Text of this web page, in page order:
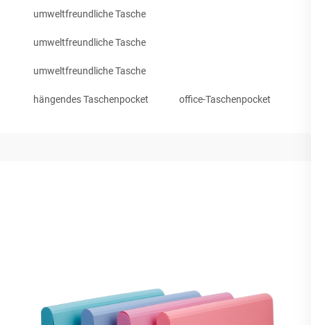
umweltfreundliche Tasche
umweltfreundliche Tasche
umweltfreundliche Tasche
hängendes Taschenpocket office-Taschenpocket